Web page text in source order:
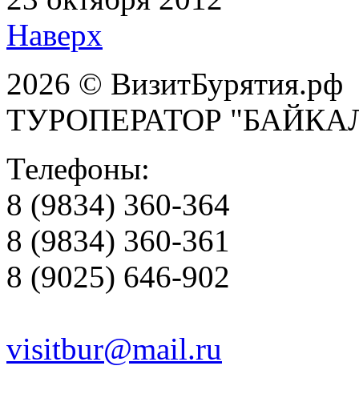
Наверх
2026 © ВизитБурятия.рф
ТУРОПЕРАТОР
Телефоны:
8 (9834) 360-364
8 (9834) 360-361
8 (9025) 646-902
visitbur@mail.ru